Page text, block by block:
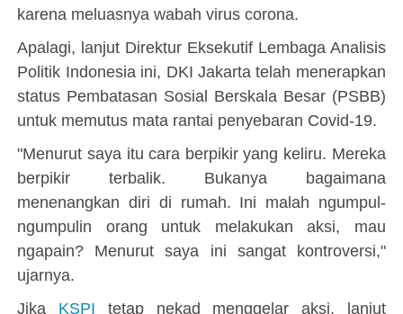
karena meluasnya wabah virus corona.
Apalagi, lanjut Direktur Eksekutif Lembaga Analisis
Politik Indonesia ini, DKI Jakarta telah menerapkan
status Pembatasan Sosial Berskala Besar (PSBB)
untuk memutus mata rantai penyebaran Covid-19.
"Menurut saya itu cara berpikir yang keliru. Mereka
berpikir terbalik. Bukanya bagaimana
menenangkan diri di rumah. Ini malah ngumpul-
ngumpulin orang untuk melakukan aksi, mau
ngapain? Menurut saya ini sangat kontroversi,"
ujarnya.
Jika KSPI tetap nekad menggelar aksi, lanjut